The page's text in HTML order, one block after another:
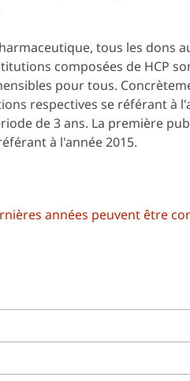
tous les dons
composées de HCP
pour tous.
respectives se référant à
de 3 ans. La première
à l'année 2015.
années peuvent être